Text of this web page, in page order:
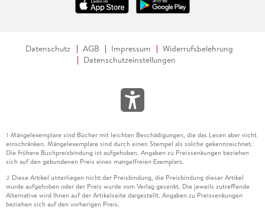
Datenschutz AGB Impressum
Widerrufsbelehrung
Datenschutzeinstellungen
1 Mängelexemplare sind Bücher mit leichten Beschädigungen, die das Lesen aber nicht
einschränken. Mängelexemplare sind durch einen Stempel als solche gekennzeichnet.
Die frühere Buchpreisbindung ist aufgehoben. Angaben zu Preissenkungen beziehen
sich auf den gebundenen Preis eines mangelfreien Exemplars.
2 Diese Artikel unterliegen nicht der Preisbindung, die Preisbindung dieser Artikel
wurde aufgehoben oder der Preis wurde vom Verlag gesenkt. Die jeweils zutreffende
Alternative wird Ihnen auf der Artikelseite dargestellt. Angaben zu Preissenkungen
beziehen sich auf den vorherigen Preis.